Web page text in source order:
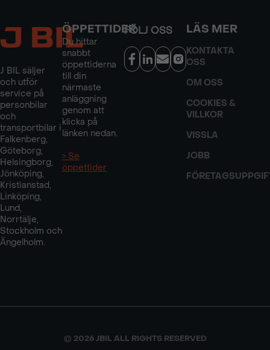
J BIL säljer
och utför
service på
personbilar
och
transportbilar i
Falkenberg,
Göteborg,
Helsingborg,
Jönköping,
Kristianstad,
Linköping,
Lund,
Norrtälje,
Stockholm och
Ängelholm.
ÖPPETTIDER
Du hittar
snabbt
öppettiderna
till din
närmaste
anläggning
genom att
klicka på
länken nedan.
> Se
öppettider
FÖLJ OSS LÄS MER
KONTAKTA
OSS
OM OSS
COOKIES &
VILLKOR
VISSLA
JOBB
© 2026 JBIL ALL RIGHTS RESERVED